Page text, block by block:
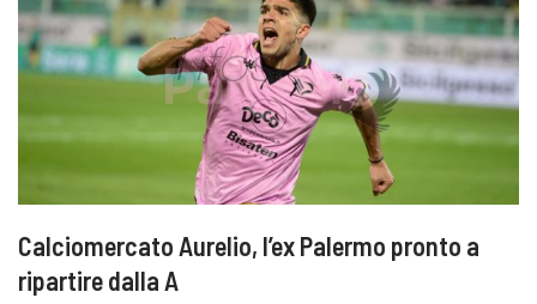
Calciomercato Aurelio, l’ex Palermo pronto a
ripartire dalla A